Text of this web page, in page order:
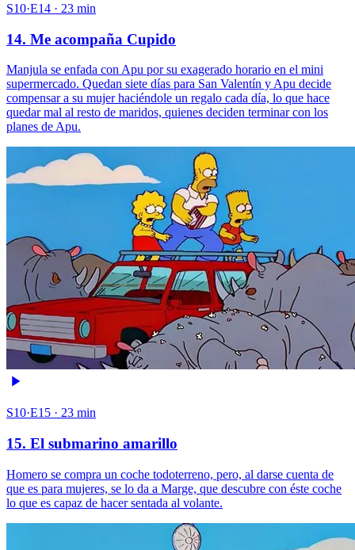
S10·E14 · 23 min
14. Me acompaña Cupido
Manjula se enfada con Apu por su exagerado horario en el mini
supermercado. Quedan siete días para San Valentín y Apu decide
compensar a su mujer haciéndole un regalo cada día, lo que hace
quedar mal al resto de maridos, quienes deciden terminar con los
planes de Apu.
S10·E15 · 23 min
15. El submarino amarillo
Homero se compra un coche todoterreno, pero, al darse cuenta de
que es para mujeres, se lo da a Marge, que descubre con éste coche
lo que es capaz de hacer sentada al volante.